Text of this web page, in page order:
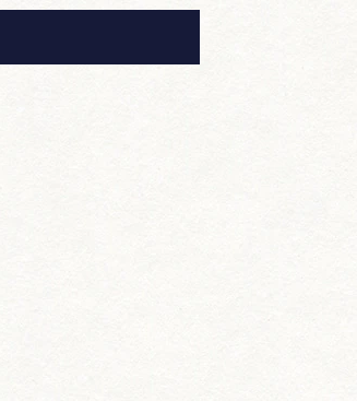
思いに届かなかっ
たいと思います。
省したら指摘され
いないと云う事。